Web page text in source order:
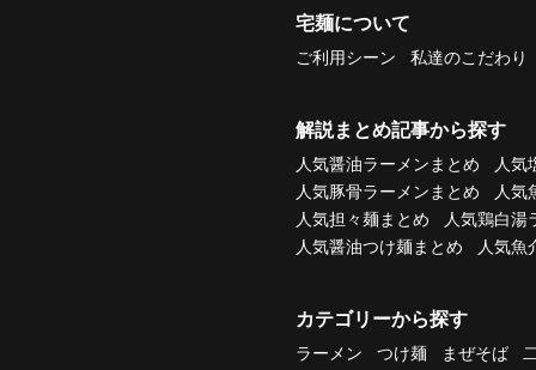
宅麺について
ご利用シーン 私達のこだわり
解説まとめ記事から探す
人気醤油ラーメンまとめ 人気
人気豚骨ラーメンまとめ
人気
人気担々麺まとめ
人気鶏白湯
人気醤油つけ麺まとめ
人気魚
カテゴリーから探す
ラーメン つけ麺 まぜそば